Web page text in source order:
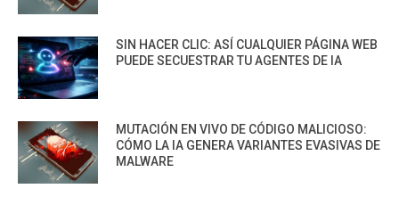
SIN HACER CLIC: ASÍ CUALQUIER PÁGINA WEB
PUEDE SECUESTRAR TU AGENTES DE IA
MUTACIÓN EN VIVO DE CÓDIGO MALICIOSO:
CÓMO LA IA GENERA VARIANTES EVASIVAS DE
MALWARE